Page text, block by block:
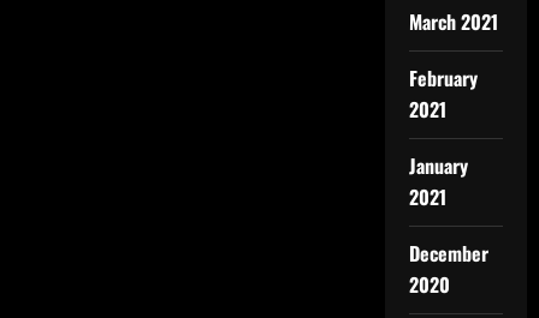
March 2021
February
2021
January
2021
December
2020